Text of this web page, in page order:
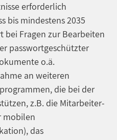
erforderlich
bis mindestens 2035
bei Fragen zur Bearbeiten
passwortgeschützter
o.ä.
an weiteren
die bei der
z.B. die Mitarbeiter-
mobilen
das